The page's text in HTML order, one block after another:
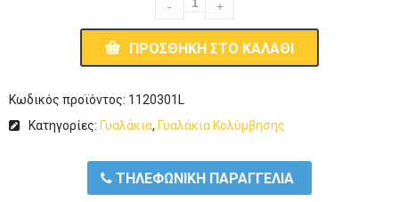
ΠΡΟΣΘΉΚΗ ΣΤΟ ΚΑΛΆΘΙ
Κωδικός προϊόντος: 1120301L
Κατηγορίες: Γυαλάκια, Γυαλάκια Κολύμβησης
ΤΗΛΕΦΩΝΙΚΗ ΠΑΡΑΓΓΕΛΙΑ